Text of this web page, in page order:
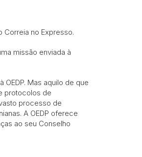
Correia no Expresso.
missão enviada à
Mas aquilo de que
protocolos de
processo de
A OEDP oferece
ao seu Conselho